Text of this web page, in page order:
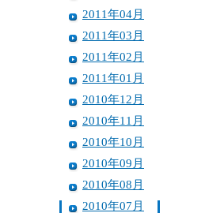
2011年04月
2011年03月
2011年02月
2011年01月
2010年12月
2010年11月
2010年10月
2010年09月
2010年08月
2010年07月